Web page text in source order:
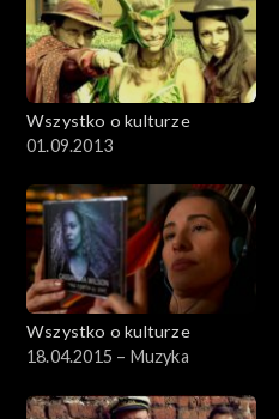
Wszystko o kulturze
01.09.2013
Wszystko o kulturze
18.04.2015 – Muzyka